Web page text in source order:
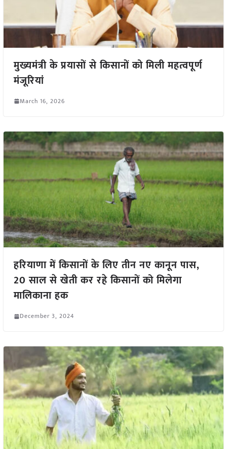
मुख्यमंत्री के प्रयासों से किसानों को मिली महत्वपूर्ण
मंजूरियां
March 16, 2026
हरियाणा में किसानों के लिए तीन नए कानून पास,
20 साल से खेती कर रहे किसानों को मिलेगा
मालिकाना हक
December 3, 2024